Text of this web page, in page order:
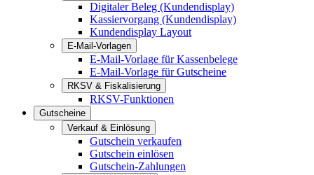
Digitaler Beleg (Kundendisplay)
Kassiervorgang (Kundendisplay)
Kundendisplay Layout
E-Mail-Vorlagen
E-Mail-Vorlage für Kassenbelege
E-Mail-Vorlage für Gutscheine
RKSV & Fiskalisierung
RKSV-Funktionen
Gutscheine
Verkauf & Einlösung
Gutschein verkaufen
Gutschein einlösen
Gutschein-Zahlungen